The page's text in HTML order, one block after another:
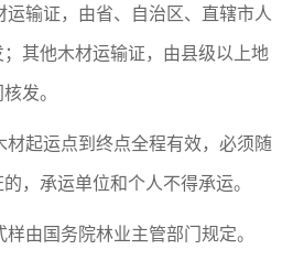
输证，由省、自治区、直辖市人
其他木材运输证，由县级以上地
发。
起运点到终点全程有效，必须随
，承运单位和个人不得承运。
国务院林业主管部门规定。